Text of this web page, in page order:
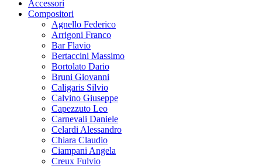
Accessori
Compositori
Agnello Federico
Arrigoni Franco
Bar Flavio
Bertaccini Massimo
Bortolato Dario
Bruni Giovanni
Caligaris Silvio
Calvino Giuseppe
Capezzuto Leo
Carnevali Daniele
Celardi Alessandro
Chiara Claudio
Ciampani Angela
Creux Fulvio